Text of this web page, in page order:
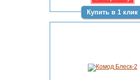
Купить в 1 клик